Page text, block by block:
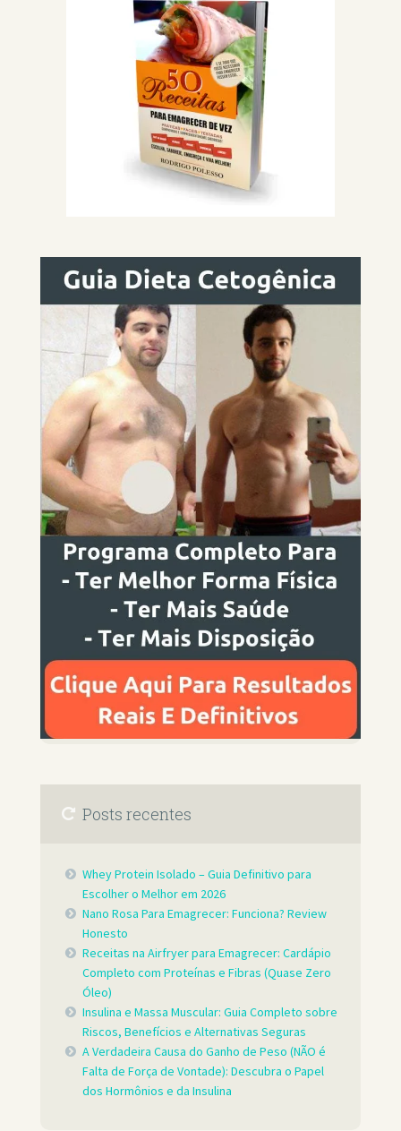
Posts recentes
Whey Protein Isolado – Guia Definitivo para
Escolher o Melhor em 2026
Nano Rosa Para Emagrecer: Funciona? Review
Honesto
Receitas na Airfryer para Emagrecer: Cardápio
Completo com Proteínas e Fibras (Quase Zero
Óleo)
Insulina e Massa Muscular: Guia Completo sobre
Riscos, Benefícios e Alternativas Seguras
A Verdadeira Causa do Ganho de Peso (NÃO é
Falta de Força de Vontade): Descubra o Papel
dos Hormônios e da Insulina